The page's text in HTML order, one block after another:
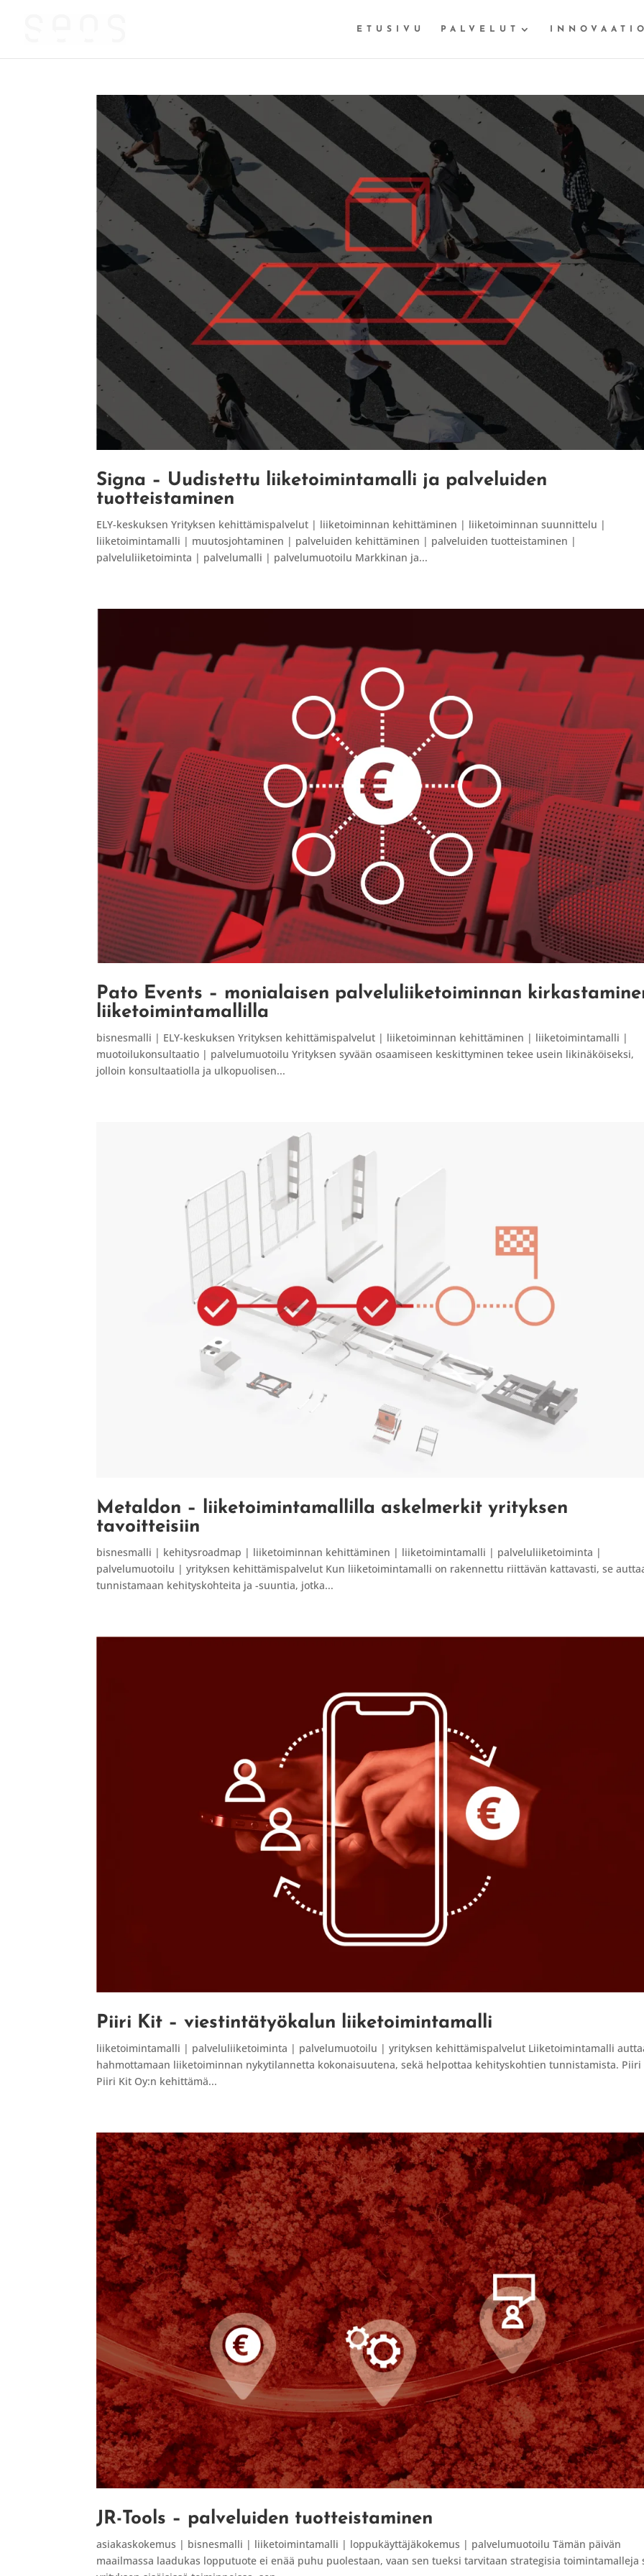
ETUSIVU PALVELUT
Signa – Uudistettu liiketoimintamalli ja palveluiden
tuotteistaminen
ELY-keskuksen Yrityksen kehittämispalvelut | liiketoiminnan kehittäminen | liiketoiminnan suunnittelu |
liiketoimintamalli | muutosjohtaminen | palveluiden kehittäminen | palveluiden tuotteistaminen |
palveluliiketoiminta | palvelumalli | palvelumuotoilu Markkinan ja...
Pato Events – monialaisen palveluliiketoiminnan
liiketoimintamallilla
bisnesmalli | ELY-keskuksen Yrityksen kehittämispalvelut | liiketoiminnan kehittäminen | liiketoimintamalli |
muotoilukonsultaatio | palvelumuotoilu Yrityksen syvään osaamiseen keskittyminen tekee usein likinäköiseksi,
jolloin konsultaatiolla ja ulkopuolisen...
Metaldon – liiketoimintamallilla askelmerkit yrityksen
tavoitteisiin
bisnesmalli | kehitysroadmap | liiketoiminnan kehittäminen | liiketoimintamalli | palveluliiketoiminta |
palvelumuotoilu | yrityksen kehittämispalvelut Kun liiketoimintamalli on rakennettu riittävän kattavasti, se
tunnistamaan kehityskohteita ja -suuntia, jotka...
Piiri Kit – viestintätyökalun liiketoimintamalli
liiketoimintamalli | palveluliiketoiminta | palvelumuotoilu | yrityksen kehittämispalvelut Liiketoimintamalli
hahmottamaan liiketoiminnan nykytilannetta kokonaisuutena, sekä helpottaa kehityskohtien tunnistamista. Piiri
Piiri Kit Oy:n kehittämä...
JR-Tools – palveluiden tuotteistaminen
asiakaskokemus | bisnesmalli | liiketoimintamalli | loppukäyttäjäkokemus | palvelumuotoilu Tämän päivän
maailmassa laadukas lopputuote ei enää puhu puolestaan, vaan sen tueksi tarvitaan strategisia toimintamalleja